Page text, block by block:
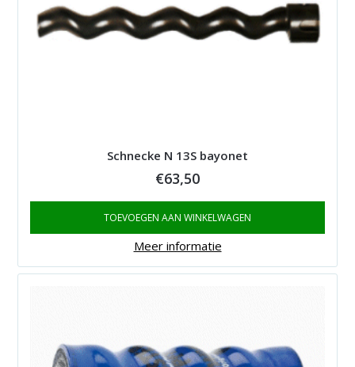
Schnecke N 13S bayonet
€63,50
TOEVOEGEN AAN WINKELWAGEN
Meer informatie